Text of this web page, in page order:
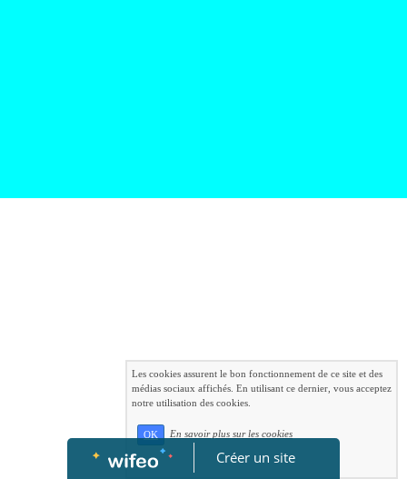
Créer un site
Les cookies assurent le bon fonctionnement de ce site et des
médias sociaux affichés. En utilisant ce dernier, vous acceptez
notre utilisation des cookies.
OK En savoir plus sur les cookies